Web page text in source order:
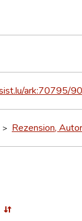
ark:70795/
> Rezension,